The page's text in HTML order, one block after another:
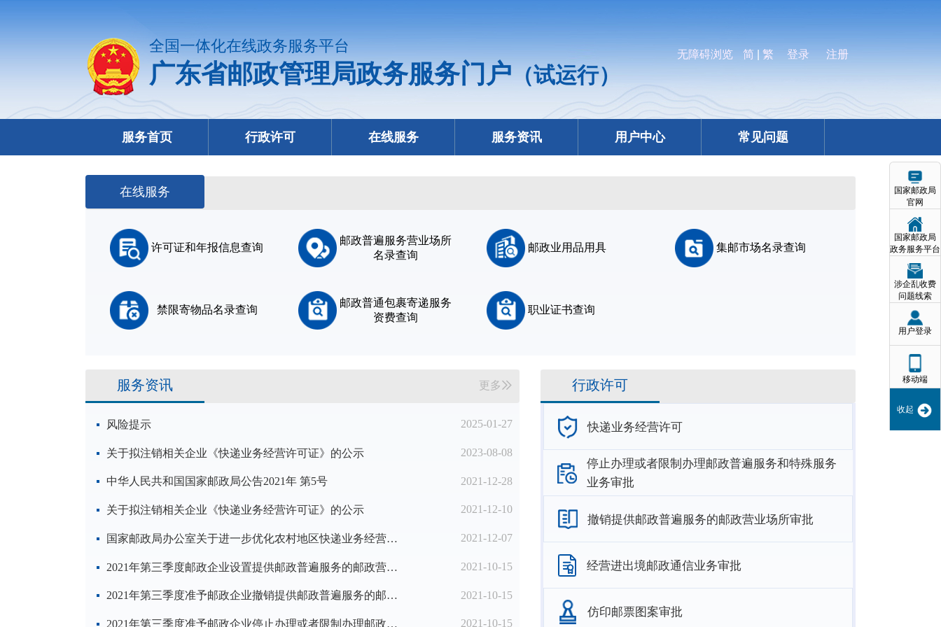
国家邮政局
官网
国家邮政局
政务服务平台
涉企乱收费
问题线索
用户登录
移动端
收起
全国一体化在线政务服务平台
广东省邮政管理局政务服务门户（试运行）
无障碍浏览 简 繁 登录 注册
服务首页 行政许可 在线服务 服务资讯 用户中心 常见问题
在线服务
许可证和年报信息查询
邮政普遍服务营业场所
名录查询
邮政业用品用具 集邮市场名录查询
禁限寄物品名录查询
邮政普通包裹寄递服务
资费查询
职业证书查询
服务资讯 更多
风险提示 2025-01-27
关于拟注销相关企业《快递业务经营许可证》的公示 2023-08-08
中华人民共和国国家邮政局公告2021年 第5号 2021-12-28
关于拟注销相关企业《快递业务经营许可证》的公示 2021-12-10
国家邮政局办公室关于进一步优化农村地区快递业务经营许可工作的通知 2021-12-07
2021年第三季度邮政企业设置提供邮政普遍服务的邮政营业场所备案名单 2021-10-15
2021年第三季度准予邮政企业撤销提供邮政普遍服务的邮政营业场所名单 2021-10-15
2021年第三季度准予邮政企业停止办理或者限制办理邮政普遍服务和特殊服务业务的邮政营业场所名单 2021-10-15
行政许可
快递业务经营许可
停止办理或者限制办理邮政普遍服务和特殊服务
业务审批
撤销提供邮政普遍服务的邮政营业场所审批
经营进出境邮政通信业务审批
仿印邮票图案审批